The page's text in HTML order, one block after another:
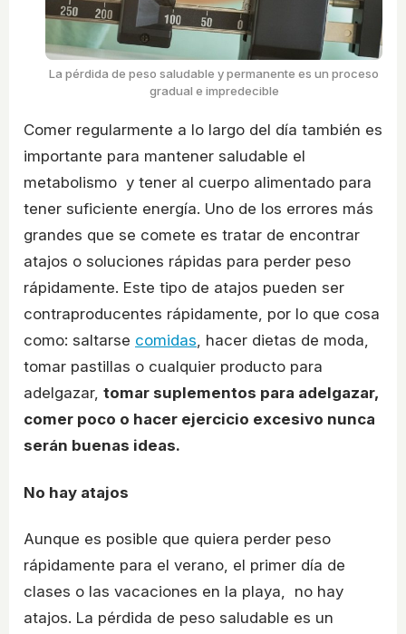
La pérdida de peso saludable y permanente es un proceso
gradual e impredecible
Comer regularmente a lo largo del día también es
importante para mantener saludable el
metabolismo y tener al cuerpo alimentado para
tener suficiente energía. Uno de los errores más
grandes que se comete es tratar de encontrar
atajos o soluciones rápidas para perder peso
rápidamente. Este tipo de atajos pueden ser
contraproducentes rápidamente, por lo que cosa
como: saltarse comidas , hacer dietas de moda,
tomar pastillas o cualquier producto para
adelgazar, tomar suplementos para adelgazar,
comer poco o hacer ejercicio excesivo nunca
serán buenas ideas.
No hay atajos
Aunque es posible que quiera perder peso
rápidamente para el verano, el primer día de
clases o las vacaciones en la playa, no hay
atajos. La pérdida de peso saludable es un